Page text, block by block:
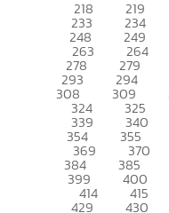
218 219
233 234
248 249
263 264
278 279
293 294
308 309
324 325
339 340
354 355
369 370
384 385
399 400
414 415
429 430